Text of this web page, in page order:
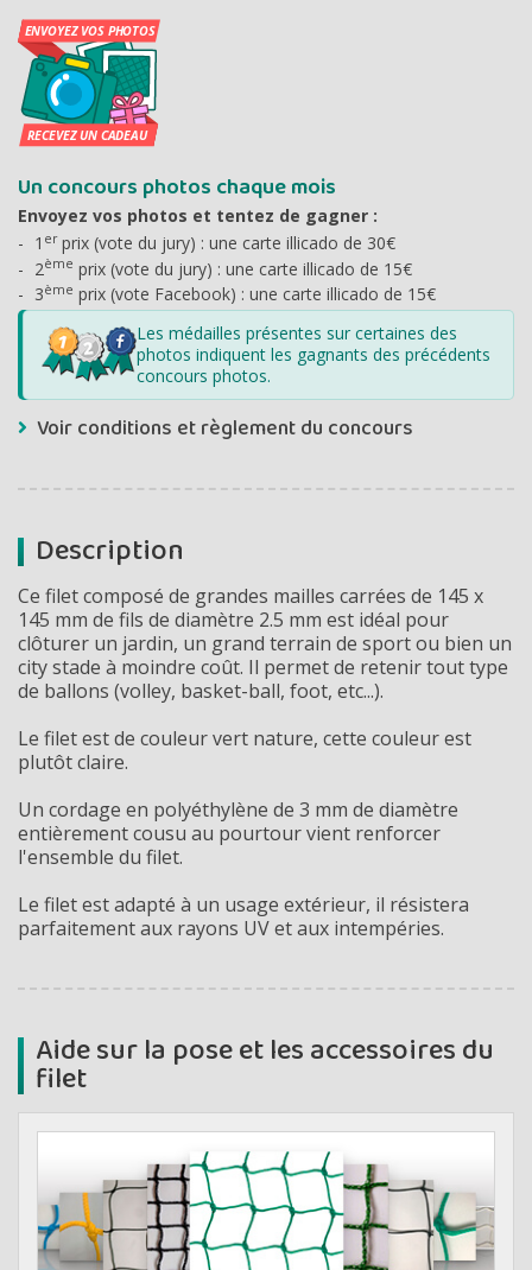
Un concours photos chaque mois
Envoyez vos photos et tentez de gagner :
1 erprix (vote du jury) : une carte illicado de 30€
2ème prix (vote du jury) : une carte illicado de 15€
3ème prix (vote Facebook) : une carte illicado de 15€
Les médailles présentes sur certaines des
photos indiquent les gagnants des précédents
concours photos.
Voir conditions et règlement du concours
Description
Ce filet composé de grandes mailles carrées de 145 x
145 mm de fils de diamètre 2.5 mm est idéal pour
clôturer un jardin, un grand terrain de sport ou bien un
city stade à moindre coût. Il permet de retenir tout type
de ballons (volley, basket-ball, foot, etc...).
Le filet est de couleur vert nature, cette couleur est
plutôt claire.
Un cordage en polyéthylène de 3 mm de diamètre
entièrement cousu au pourtour vient renforcer
l'ensemble du filet.
Le filet est adapté à un usage extérieur, il résistera
parfaitement aux rayons UV et aux intempéries.
Aide sur la pose et les accessoires du
filet